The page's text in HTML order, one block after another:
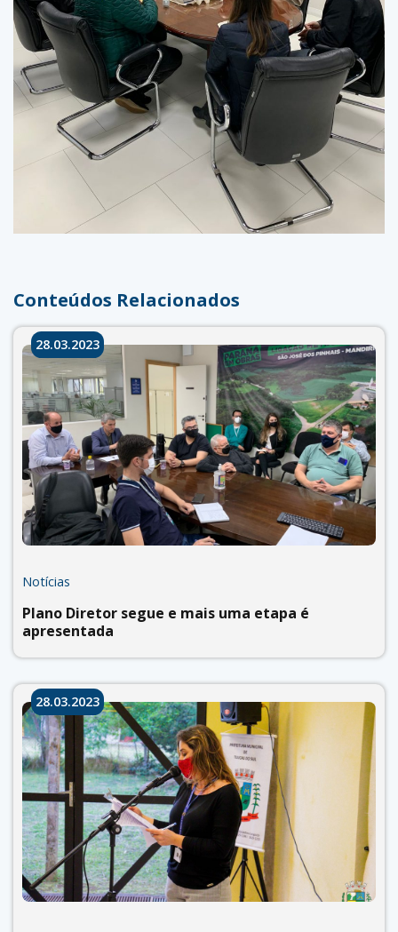
Conteúdos Relacionados
28.03.2023
Notícias
Plano Diretor segue e mais uma etapa é
apresentada
28.03.2023